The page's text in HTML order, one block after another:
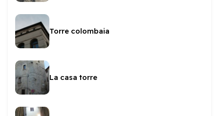
Torre colombaia
La casa torre